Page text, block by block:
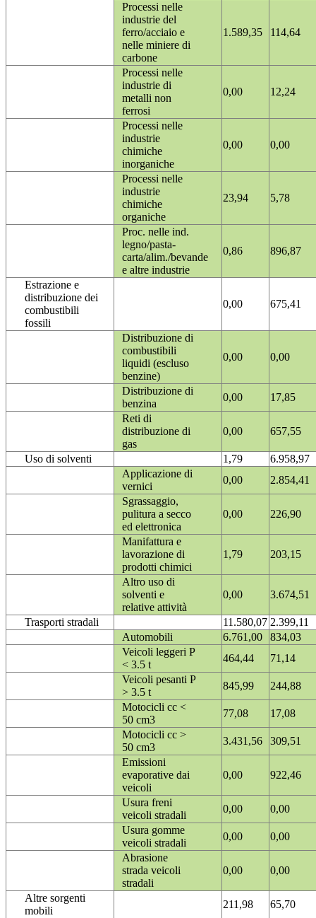
Processi nelle
industrie del
ferro/acciaio e
nelle miniere di
carbone
1.589,35 114,64
Processi nelle
industrie di
metalli non
ferrosi
0,00 12,24
Processi nelle
industrie
chimiche
inorganiche
0,00 0,00
Processi nelle
industrie
chimiche
organiche
23,94 5,78
Proc. nelle ind.
legno/pasta-
carta/alim./bevande
e altre industrie
0,86 896,87
Estrazione e
distribuzione dei
combustibili
fossili
0,00 675,41
Distribuzione di
combustibili
liquidi (escluso
benzine)
0,00 0,00
Distribuzione di
benzina
0,00
17,85
Reti di
distribuzione di
gas
0,00 657,55
Uso di solventi 1,79
6.958,97
Applicazione di
vernici
0,00
2.854,41
Sgrassaggio,
pulitura a secco
ed elettronica
0,00 226,90
Manifattura e
lavorazione di
prodotti chimici
1,79 203,15
Altro uso di
solventi e
relative attività
0,00 3.674,51
Trasporti stradali 11.580,07 2.399,11
Automobili
6.761,00
834,03
Veicoli leggeri P
< 3.5 t
464,44
71,14
Veicoli pesanti P
> 3.5 t
845,99
244,88
Motocicli cc <
50 cm3
77,08
17,08
Motocicli cc >
50 cm3
3.431,56
309,51
Emissioni
evaporative dai
veicoli
0,00 922,46
Usura freni
veicoli stradali
0,00
0,00
Usura gomme
veicoli stradali
0,00
0,00
Abrasione
strada veicoli
stradali
0,00 0,00
Altre sorgenti
mobili
211,98
65,70